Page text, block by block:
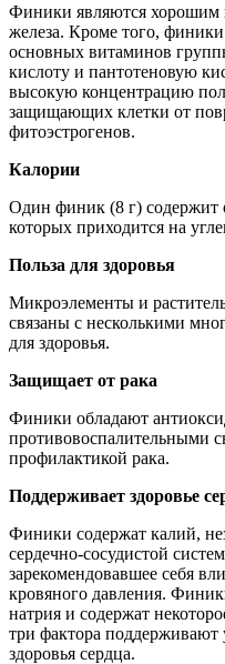
Финики являются хорошим
железа. Кроме того,
основных витаминов
кислоту и пантотеновую
высокую концентрацию
защищающих клетки от
фитоэстрогенов.
Калории
Один финик (8 г) содержит
которых приходится на
Польза для здоровья
Микроэлементы и
связаны с несколькими
для здоровья.
Защищает от рака
Финики обладают
противовоспалительными
профилактикой рака.
Поддерживает здоровье
Финики содержат калий,
сердечно-сосудистой
зарекомендовавшее себя
кровяного давления.
натрия и содержат
три фактора поддерживают
здоровья сердца.